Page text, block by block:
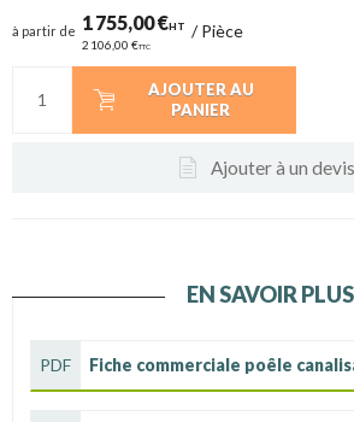
à partir de 1 755,00 €HT
2 106,00 €TTC
/Pièce
AJOUTER AU
PANIER
Ajouter à un devis
EN SAVOIR PLUS
PDF Fiche commerciale poêle